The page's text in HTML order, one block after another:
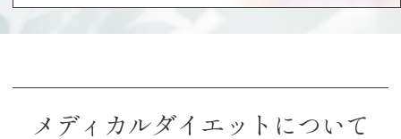
メディカルダイエットについて